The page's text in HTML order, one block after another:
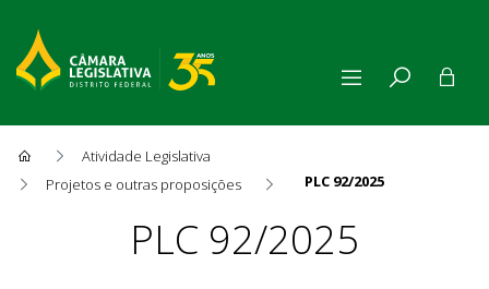
Atividade Legislativa
Projetos e outras proposições
PLC 92/2025
ProposiçãoPLC 92/2025